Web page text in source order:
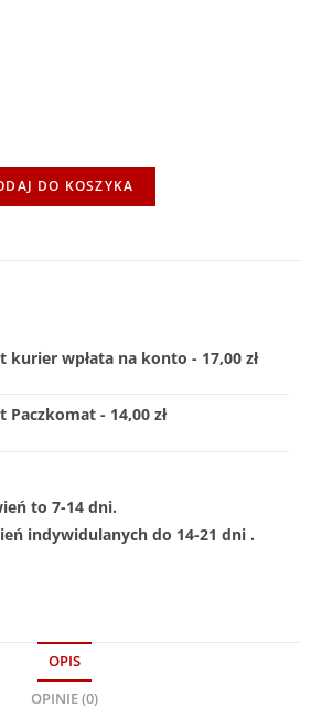
DO KOSZYKA
kurier wpłata na konto - 17,00 zł
Paczkomat - 14,00 zł
to 7-14 dni.
indywidulanych do 14-21 dni .
OPIS
OPINIE (0)